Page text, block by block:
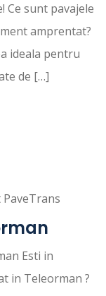
Ce sunt pavajele
amprentat?
ideala pentru
de […]
Esti in
in Teleorman ?